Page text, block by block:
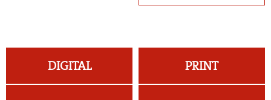
DIGITAL PRINT